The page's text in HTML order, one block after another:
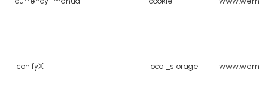
iconifyX local_storage